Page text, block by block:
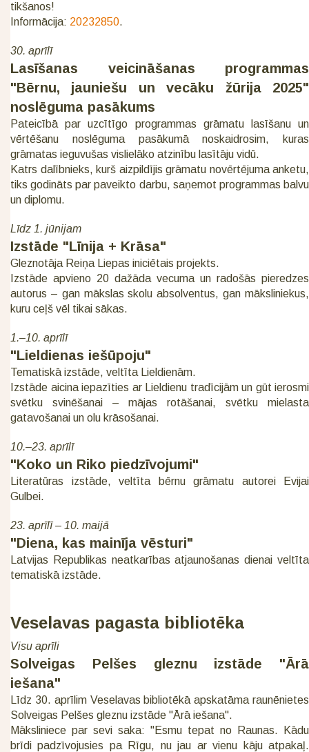
tikšanos!
Informācija: 20232850.
30. aprīlī
Lasīšanas veicināšanas programmas
"Bērnu, jauniešu un vecāku žūrija 2025"
noslēguma pasākums
Pateicībā par uzcītīgo programmas grāmatu lasīšanu un
vērtēšanu noslēguma pasākumā noskaidrosim, kuras
grāmatas ieguvušas vislielāko atzinību lasītāju vidū.
Katrs dalībnieks, kurš aizpildījis grāmatu novērtējuma anketu,
tiks godināts par paveikto darbu, saņemot programmas balvu
un diplomu.
Līdz 1. jūnijam
Izstāde "Līnija + Krāsa"
Gleznotāja Reiņa Liepas iniciētais projekts.
Izstāde apvieno 20 dažāda vecuma un radošās pieredzes
autorus – gan mākslas skolu absolventus, gan māksliniekus,
kuru ceļš vēl tikai sākas.
1.–10. aprīlī
"Lieldienas iešūpoju"
Tematiskā izstāde, veltīta Lieldienām.
Izstāde aicina iepazīties ar Lieldienu tradīcijām un gūt ierosmi
svētku svinēšanai – mājas rotāšanai, svētku mielasta
gatavošanai un olu krāsošanai.
10.–23. aprīlī
"Koko un Riko piedzīvojumi"
Literatūras izstāde, veltīta bērnu grāmatu autorei Evijai
Gulbei.
23. aprīlī – 10. maijā
"Diena, kas mainīja vēsturi"
Latvijas Republikas neatkarības atjaunošanas dienai veltīta
tematiskā izstāde.
Veselavas pagasta bibliotēka
Visu aprīli
Solveigas Pelšes gleznu izstāde "Ārā
iešana"
Līdz 30. aprīlim Veselavas bibliotēkā apskatāma raunēnietes
Solveigas Pelšes gleznu izstāde "Ārā iešana".
Māksliniece par sevi saka: "Esmu tepat no Raunas. Kādu
brīdi padzīvojusies pa Rīgu, nu jau ar vienu kāju atpakaļ.